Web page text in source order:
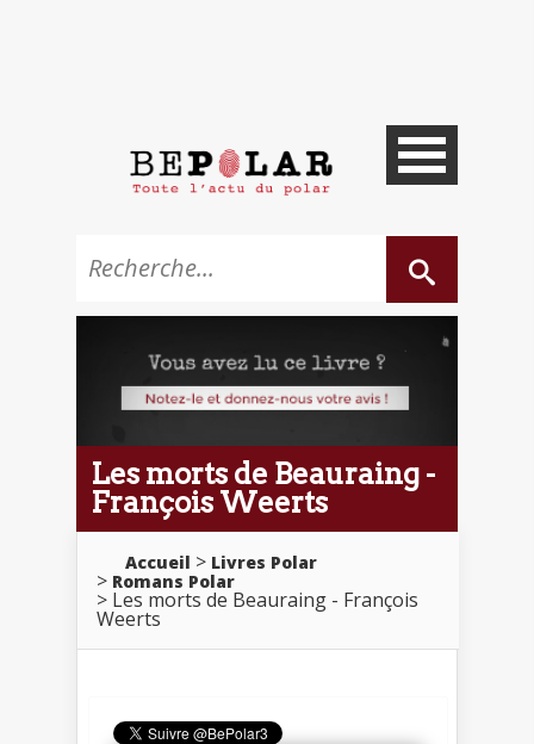
Les morts de Beauraing -
François Weerts
Accueil
Livres Polar
Romans Polar
Les morts de Beauraing - François
Weerts